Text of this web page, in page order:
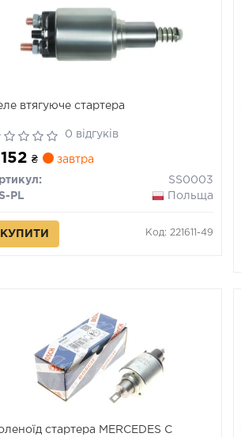
втягуюче стартера
0 відгуків
₴ завтра
SS0003
PL
Польща
КУПИТИ Код: 221611-49
стартера MERCEDES C